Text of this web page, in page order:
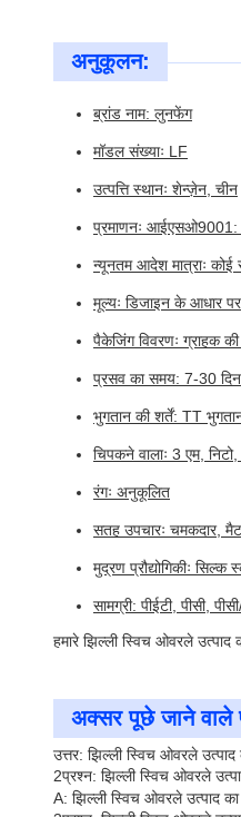
अनुकूलन:
ब्रांड नाम: लुनफेंग
मॉडल संख्याः LF
उत्पत्ति स्थानः शेन्ज़ेन, चीन
प्रमाणनः
न्यूनतम आदेश मात्राः कोई
मूल्यः डिजाइन के आधार पर
पैकेजिंग विवरणः ग्राहक
प्रसव का समय: 7-30 दिन
भुगतान की शर्तें: TT
चिपकने वालाः 3 एम,
रंगः अनुकूलित
सतह उपचारः चमकदार,
मुद्रण प्रौद्योगिकीः सिल्क
सामग्री: पीईटी, पीसी,
हमारे झिल्ली स्विच ओवरले
अक्सर पूछे जाने वाले
उत्तर: झिल्ली स्विच ओवरले
2प्रश्न: झिल्ली स्विच ओवरले
A: झिल्ली स्विच ओवरले उत्पाद